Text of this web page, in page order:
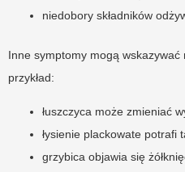
niedobory składników
Inne symptomy mogą
przykład:
łuszczyca może zmieniać
łysienie plackowate potrafi
grzybica objawia się